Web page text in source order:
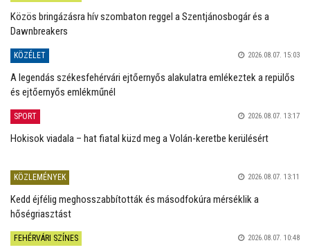
Közös bringázásra hív szombaton reggel a Szentjánosbogár és a
Dawnbreakers
KÖZÉLET 2026.08.07. 15:03
A legendás székesfehérvári ejtőernyős alakulatra emlékeztek a repülős
és ejtőernyős emlékműnél
SPORT 2026.08.07. 13:17
Hokisok viadala – hat fiatal küzd meg a Volán-keretbe kerülésért
KÖZLEMÉNYEK 2026.08.07. 13:11
Kedd éjfélig meghosszabbították és másodfokúra mérséklik a
hőségriasztást
FEHÉRVÁRI SZÍNES 2026.08.07. 10:48